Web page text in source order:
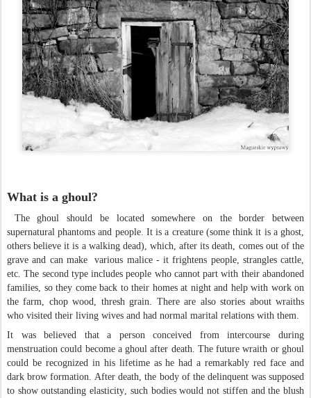
What is a ghoul?
The ghoul should be located somewhere on the border between
supernatural phantoms and people. It is a creature (some think it is a ghost,
others believe it is a walking dead), which, after its death, comes out of the
grave and can make various malice - it frightens people, strangles cattle,
etc. The second type includes people who cannot part with their abandoned
families, so they come back to their homes at night and help with work on
the farm, chop wood, thresh grain. There are also stories about wraiths
who visited their living wives and had normal marital relations with them.
It was believed that a person conceived from intercourse during
menstruation could become a ghoul after death. The future wraith or ghoul
could be recognized in his lifetime as he had a remarkably red face and
dark brow formation. After death, the body of the delinquent was supposed
to show outstanding elasticity, such bodies would not stiffen and the blush